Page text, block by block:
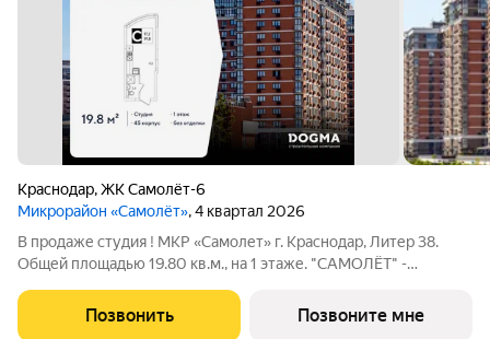
Краснодар,ЖК Самолёт-6
Микрорайон «Самолёт», 4 квартал 2026
В продаже студия ! МКР «Самолет» г. Краснодар, Литер 38.
Общей площадью 19.80 кв.м., на 1 этаже. "САМОЛЁТ" -
северо-западе Краснодара, в районе Западного Обхода.
Микрорайон спроектирован для
Позвонить Позвоните мне